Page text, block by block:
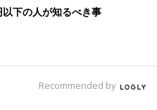
す。
約130年という歴史を感じ、
ら見える屋根のかやが気に入
き通るような自然の静けさを
」（俊希さん）
下の人が知るべき事
Recommended by